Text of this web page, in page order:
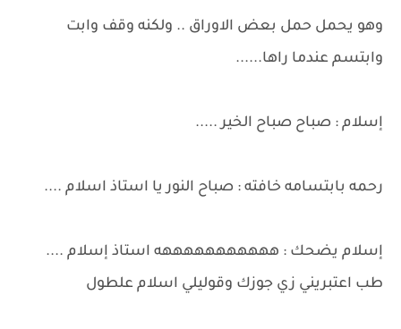
وهو يحمل حمل بعض الاوراق .. ولكنه وقف وابت
وابتسم عندما راها......
إسلام : صباح صباح الخير .....
رحمه بابتسامه خافته : صباح النور يا استاذ اسلام ....
إسلام يضحك : هههههههههههه استاذ إسلام ....
طب اعتبريني زي جوزك وقوليلي اسلام علطول